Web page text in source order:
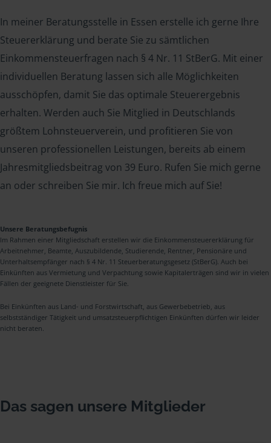
In meiner Beratungsstelle in Essen erstelle ich gerne Ihre
Steuererklärung und berate Sie zu sämtlichen
Einkommensteuerfragen nach § 4 Nr. 11 StBerG. Mit einer
individuellen Beratung lassen sich alle Möglichkeiten
ausschöpfen, damit Sie das optimale Steuerergebnis
erhalten. Werden auch Sie Mitglied in Deutschlands
größtem Lohnsteuerverein, und profitieren Sie von
unseren professionellen Leistungen, bereits ab einem
Jahresmitgliedsbeitrag von 39 Euro. Rufen Sie mich gerne
an oder schreiben Sie mir. Ich freue mich auf Sie!
Unsere Beratungsbefugnis
Im Rahmen einer Mitgliedschaft erstellen wir die Einkommensteuererklärung für
Arbeitnehmer, Beamte, Auszubildende, Studierende, Rentner, Pensionäre und
Unterhaltsempfänger nach § 4 Nr. 11 Steuerberatungsgesetz (StBerG). Auch bei
Einkünften aus Vermietung und Verpachtung sowie Kapitalerträgen sind wir in vielen
Fällen der geeignete Dienstleister für Sie.
Bei Einkünften aus Land- und Forstwirtschaft, aus Gewerbebetrieb, aus
selbstständiger Tätigkeit und umsatzsteuerpflichtigen Einkünften dürfen wir leider
nicht beraten.
Das sagen unsere Mitglieder